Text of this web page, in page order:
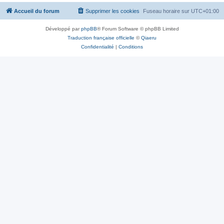
Accueil du forum Fuseau horaire sur UTC+01:00
Supprimer les cookies
Développé parphpBB® Forum Software © phpBB Limited
Traduction française officielle ©Qiaeru
Confidentialité | Conditions